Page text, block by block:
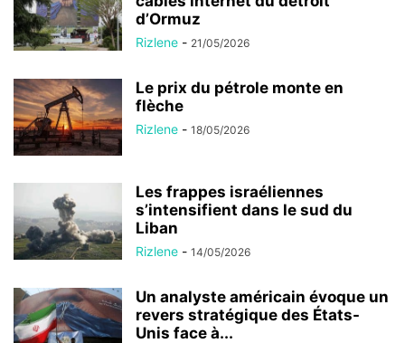
d’Ormuz
Rizlene - 21/05/2026
Le prix du pétrole monte en
flèche
Rizlene - 18/05/2026
Les frappes israéliennes
s’intensifient dans le sud du
Liban
Rizlene - 14/05/2026
Un analyste américain évoque un
revers stratégique des États-
Unis face à...